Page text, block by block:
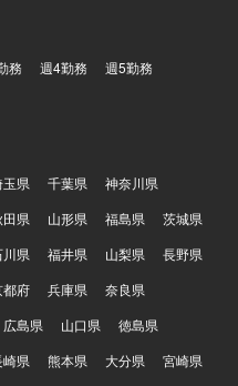
務 週4勤務 週5勤務
県 千葉県
神奈川県
県 山形県 福島県
茨城県
県 福井県 山梨県
長野県
都府 兵庫県
奈良県
広島県 山口県
徳島県
県 熊本県 大分県 宮崎県